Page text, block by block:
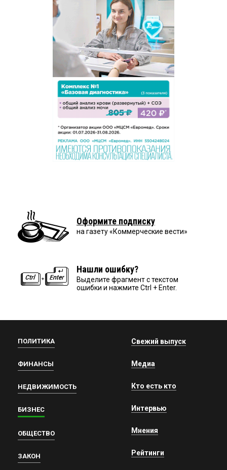
Оформите подписку
на газету «Коммерческие вести»
Нашли ошибку?
Выделите фрагмент с текстом
ошибки и нажмите Ctrl + Enter.
ПОЛИТИКА
ФИНАНСЫ
НЕДВИЖИМОСТЬ
БИЗНЕС
ОБЩЕСТВО
ЗАКОН
Свежий выпуск
Медиа
Кто есть кто
Интервью
Мнения
Рейтинги